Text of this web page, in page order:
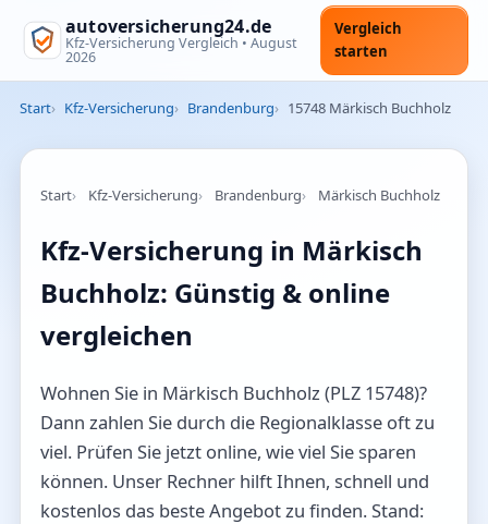
autoversicherung24.de
Kfz-Versicherung Vergleich • August
2026
Vergleich
starten
Start Kfz-Versicherung Brandenburg 15748 Märkisch Buchholz
Start Kfz-Versicherung Brandenburg Märkisch Buchholz
Kfz-Versicherung in Märkisch
Buchholz: Günstig & online
vergleichen
Wohnen Sie in Märkisch Buchholz (PLZ 15748)?
Dann zahlen Sie durch die Regionalklasse oft zu
viel. Prüfen Sie jetzt online, wie viel Sie sparen
können. Unser Rechner hilft Ihnen, schnell und
kostenlos das beste Angebot zu finden. Stand: